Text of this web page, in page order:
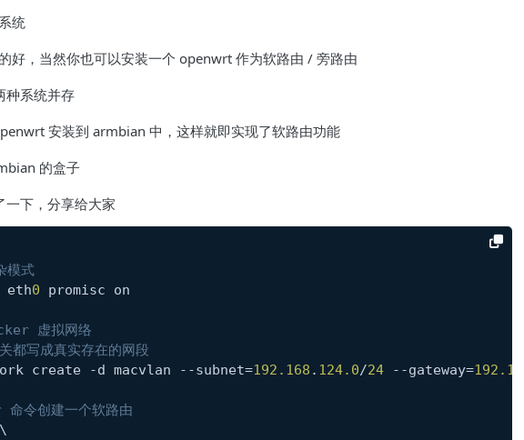
统
好，当然你也可以安装一个 openwrt 作为软路由 / 旁路由
种系统并存
安装到 armbian 中，这样就即实现了软路由功能
的盒子
一下，分享给大家
模式
eth0 promisc on
虚拟网络
都写成真实存在的网段
create -d macvlan --subnet=192.168 . 124.0/24 --gateway=192.168
令创建一个软路由